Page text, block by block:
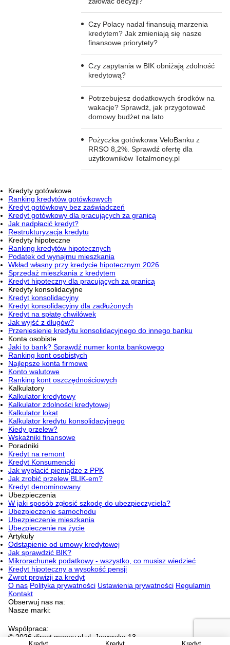
Czy Polacy nadal finansują marzenia
kredytem? Jak zmieniają się nasze
finansowe priorytety?
Czy zapytania w BIK obniżają zdolność
kredytową?
Potrzebujesz dodatkowych środków na
wakacje? Sprawdź, jak przygotować
domowy budżet na lato
Pożyczka gotówkowa VeloBanku z
RRSO 8,2%. Sprawdź ofertę dla
użytkowników Totalmoney.pl
Kredyty gotówkowe
Ranking kredytów gotówkowych
Kredyt gotówkowy bez zaświadczeń
Kredyt gotówkowy dla pracujących za granicą
Jak nadpłacić kredyt?
Restrukturyzacja kredytu
Kredyty hipoteczne
Ranking kredytów hipotecznych
Podatek od wynajmu mieszkania
Wkład własny przy kredycie hipotecznym 2026
Sprzedaż mieszkania z kredytem
Kredyt hipoteczny dla pracujących za granicą
Kredyty konsolidacyjne
Kredyt konsolidacyjny
Kredyt konsolidacyjny dla zadłużonych
Kredyt na spłatę chwilówek
Jak wyjść z długów?
Przeniesienie kredytu konsolidacyjnego do innego banku
Konta osobiste
Jaki to bank? Sprawdź numer konta bankowego
Ranking kont osobistych
Najlepsze konta firmowe
Konto walutowe
Ranking kont oszczędnościowych
Kalkulatory
Kalkulator kredytowy
Kalkulator zdolności kredytowej
Kalkulator lokat
Kalkulator kredytu konsolidacyjnego
Kiedy przelew?
Wskaźniki finansowe
Poradniki
Kredyt na remont
Kredyt Konsumencki
Jak wypłacić pieniądze z PPK
Jak zrobić przelew BLIK-em?
Kredyt denominowany
Ubezpieczenia
W jaki sposób zgłosić szkodę do ubezpieczyciela?
Ubezpieczenie samochodu
Ubezpieczenie mieszkania
Ubezpieczenie na życie
Artykuły
Odstąpienie od umowy kredytowej
Jak sprawdzić BIK?
Mikrorachunek podatkowy - wszystko, co musisz wiedzieć
Kredyt hipoteczny a wysokość pensji
Zwrot prowizji za kredyt
O nas Polityka prywatności Ustawienia prywatności Regulamin
Kontakt
Obserwuj nas na:
Nasze marki:
Współpraca:
© 2026 direct.money.pl ul. Jaworska 13,